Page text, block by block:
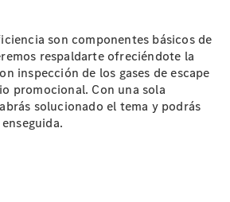
de
son componentes básicos de
respaldarte ofreciéndote la
inspección de los gases de escape
promocional. Con una sola
solucionado el tema y podrás